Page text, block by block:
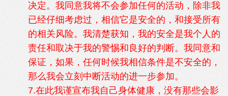
决定。我同意我将不会参加任何的活动，除非我
已经仔细考虑过，相信它是安全的，和接受所有
的相关风险。我清楚获知，我的安全是我个人的
责任和取决于我的警惕和良好的判断。我同意和
保证，如果，任何时候我相信条件是不安全的，
那么我会立刻中断活动的进一步参加。
7.在此我谨宣布我自己身体健康，没有那些会影